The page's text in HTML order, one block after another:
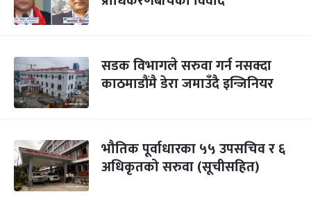
सडक विभागले सरुवा गर्न नसक्दा
काठमाडौंमै डेरा जमाउँदै इन्जिनियर
भौतिक पूर्वाधारका ५५ उपसचिव र ६
अधिकृतको सरुवा (सूचीसहित)